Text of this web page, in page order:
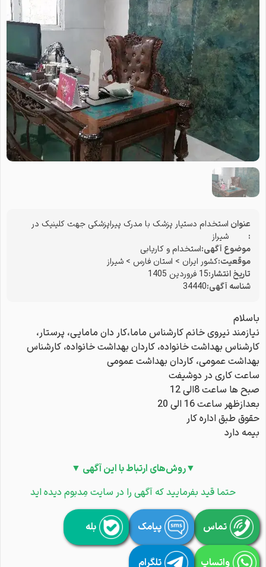
عنوان
:
استخدام دستیار پزشک با مدرک پیراپزشکی جهت کلینیک در
شیراز
موضوع آگهی:استخدام و کاریابی
موقعیت:کشور ایران > استان فارس > شیراز
تاریخ انتشار:15 فروردین 1405
شناسه آگهی:34440
باسلام
نیازمند نیروی خانم کارشناس ماما،کار دان مامایی، پرستار،
کارشناس بهداشت خانواده، کاردان بهداشت خانواده، کارشناس
بهداشت عمومی، کاردان بهداشت عمومی
ساعت کاری در دوشیفت
صبح ها ساعت 8الی 12
بعدازظهر ساعت 16 الی 20
حقوق طبق اداره کار
بیمه دارد
▼روش‌های ارتباط با این آگهی ▼
حتما قید بفرمایید که آگهی را در سایت مِدبوم دیده اید
تماس پیامک بله
واتساپ تلگرام